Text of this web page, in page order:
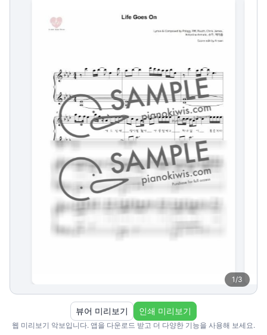
1/3
웹 미리보기 악보입니다. 앱을 다운로드 받고 더 다양한 기능을 사용해 보세요.
뷰어 미리보기 인쇄 미리보기